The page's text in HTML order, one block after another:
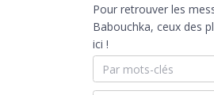
Pour retrouver les
Babouchka, ceux des
ici !